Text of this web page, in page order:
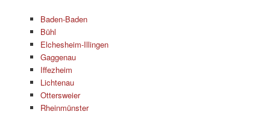
Baden-Baden
Bühl
Elchesheim-Illingen
Gaggenau
Iffezheim
Lichtenau
Ottersweier
Rheinmünster